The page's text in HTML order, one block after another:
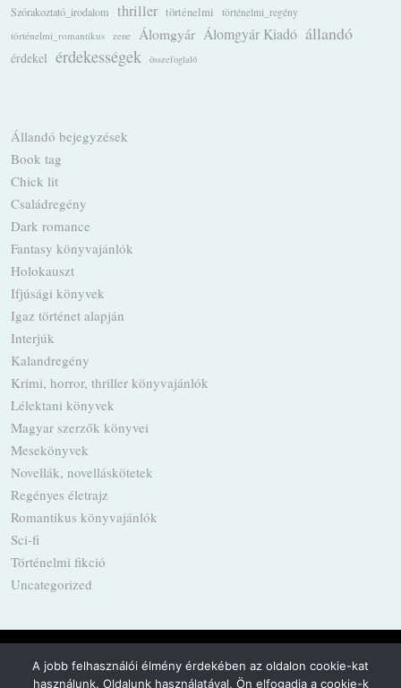
Szórakoztató_irodalom thriller történelmi
történelmi_regény
történelmi_romantikus
zene Álomgyár Álomgyár Kiadó állandó
érdekel érdekességek összefoglaló
Állandó bejegyzések
Book tag
Chick lit
Családregény
Dark romance
Fantasy könyvajánlók
Holokauszt
Ifjúsági könyvek
Igaz történet alapján
Interjúk
Kalandregény
Krimi, horror, thriller könyvajánlók
Lélektani könyvek
Magyar szerzők könyvei
Mesekönyvek
Novellák, novelláskötetek
Regényes életrajz
Romantikus könyvajánlók
Sci-fi
Történelmi fikció
Uncategorized
A jobb felhasználói élmény érdekében az oldalon cookie-kat
használunk. Oldalunk használatával, Ön elfogadja a cookie-k